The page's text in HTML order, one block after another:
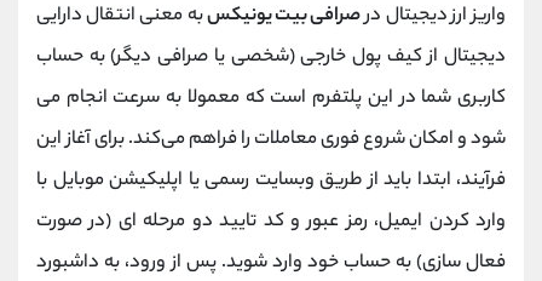
واریز ارز دیجیتال درصرافی بیت ‌یونیکسبه معنی انتقال دارایی
دیجیتال از کیف پول خارجی (شخصی یا صرافی دیگر) به حساب
کاربری شما در این پلتفرم است که معمولا به سرعت انجام می
‌شود و امکان شروع فوری معاملات را فراهم می‌کند. برای آغاز این
فرآیند، ابتدا باید از طریق وبسایت رسمی یا اپلیکیشن موبایل با
وارد کردن ایمیل، رمز عبور و کد تایید دو مرحله ‌ای (در صورت
فعال ‌سازی) به حساب خود وارد شوید. پس از ورود، به داشبورد